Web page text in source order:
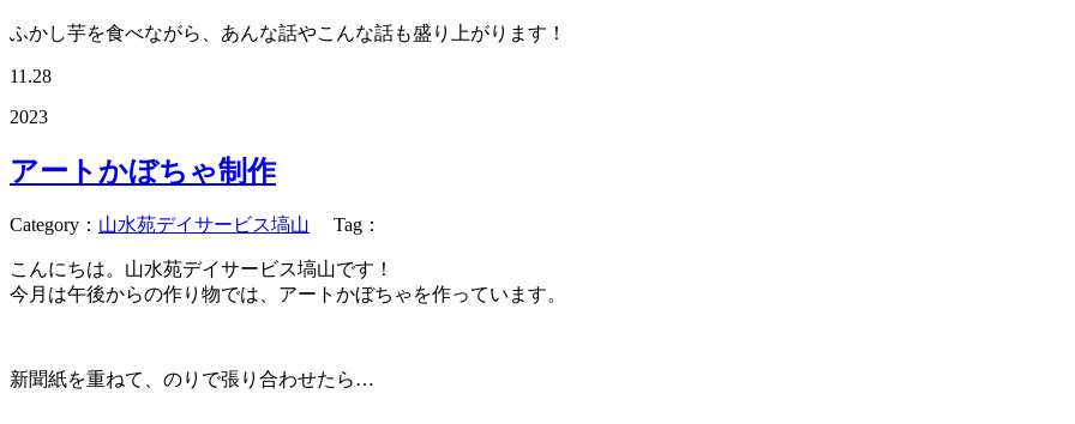
ふかし芋を食べながら、あんな話やこんな話も盛り上がります！
11.28
2023
アートかぼちゃ制作
Category ： 山水苑デイサービス塙山 Tag ：
こんにちは。山水苑デイサービス塙山です！
今月は午後からの作り物では、アートかぼちゃを作っています。
新聞紙を重ねて、のりで張り合わせたら…